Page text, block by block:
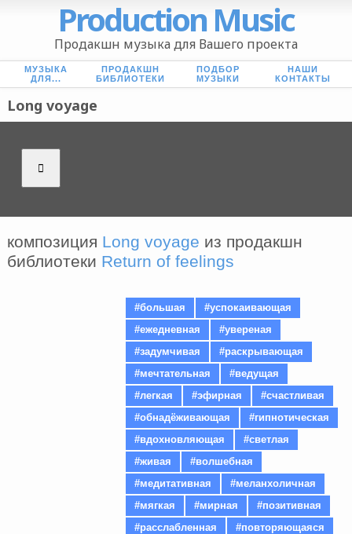
Production Music
Продакшн музыка для Вашего проекта
МУЗЫКА
ДЛЯ...
ПРОДАКШН
БИБЛИОТЕКИ
ПОДБОР
МУЗЫКИ
НАШИ
КОНТАКТЫ
Long voyage
композиция Long voyage из продакшн
библиотеки Return of feelings
#большая
#успокаивающая
#ежедневная
#увереная
#задумчивая
#раскрывающая
#мечтательная
#ведущая
#легкая
#эфирная
#счастливая
#обнадёживающая
#гипнотическая
#вдохновляющая
#светлая
#живая
#волшебная
#медитативная
#меланхоличная
#мягкая
#мирная
#позитивная
#расслабленная
#повторяющаяся